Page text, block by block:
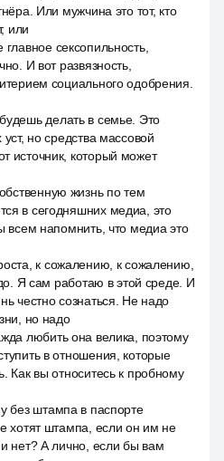
Или мужчина это тот, кто
или
сексопильность,
И вот развязность,
социального одобрения.
делать в семье. Это
но средства массовой
источник, который может
жизнь по тем
в сегодняшних медиа, это
всем напомнить, что медиа это
к сожалению, к сожалению,
Я сам работаю в этой среде. И
честно сознаться. Не надо
но надо
любить она велика, поэтому
в отношения, которые
Как вы относитесь к пробному
без штампа в паспорте
хотят штампа, если он им не
нет? А лично, если бы вам